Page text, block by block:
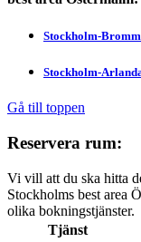
Stockholm-
Stockholm-
Gå till toppen
Reservera rum:
Vi vill att du ska hitta
Stockholms best area
olika bokningstjänster.
Tjänst